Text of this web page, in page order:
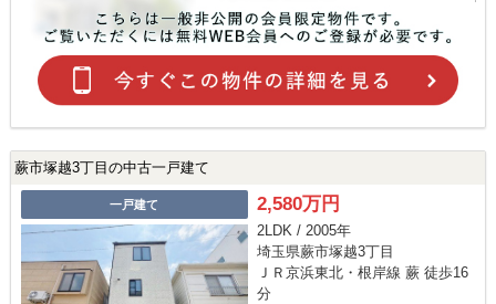
蕨市塚越3丁目の中古一戸建て
一戸建て 2,580万円
2LDK / 2005年
埼玉県蕨市塚越3丁目
ＪＲ京浜東北・根岸線 蕨 徒歩16
分